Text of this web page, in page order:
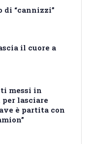
di “cannizzi”
il cuore a
messi in
lasciare
è partita con